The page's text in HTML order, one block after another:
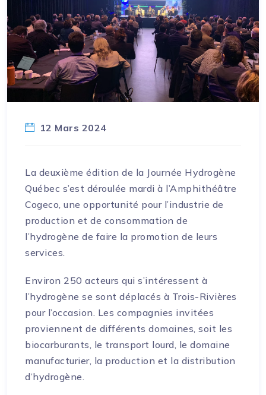
12 Mars 2024
La deuxième édition de la Journée Hydrogène
Québec s’est déroulée mardi à l’Amphithéâtre
Cogeco, une opportunité pour l’industrie de
production et de consommation de
l’hydrogène de faire la promotion de leurs
services.
Environ 250 acteurs qui s’intéressent à
l’hydrogène se sont déplacés à Trois-Rivières
pour l’occasion. Les compagnies invitées
proviennent de différents domaines, soit les
biocarburants, le transport lourd, le domaine
manufacturier, la production et la distribution
d’hydrogène.